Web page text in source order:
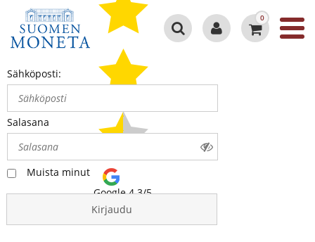
Google 4.3/5
0
Sähköposti:
Salasana
Muista minut
Kirjaudu